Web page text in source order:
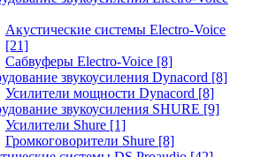
Акустические системы Electro-Voice
[21]
Сабвуферы Electro-Voice [8]
звукоусиления Dynacord [8]
Усилители мощности Dynacord [8]
звукоусиления SHURE [9]
Усилители Shure [1]
Громкоговорители Shure [8]